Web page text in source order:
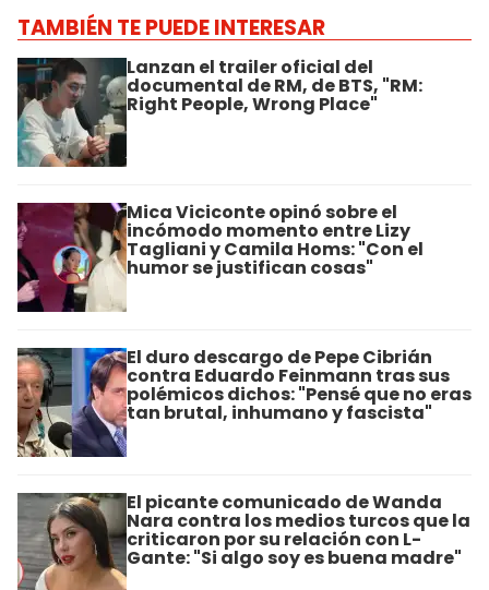
TAMBIÉN TE PUEDE INTERESAR
Lanzan el trailer oficial del
documental de RM, de BTS, "RM:
Right People, Wrong Place"
Mica Viciconte opinó sobre el
incómodo momento entre Lizy
Tagliani y Camila Homs: "Con el
humor se justifican cosas"
El duro descargo de Pepe Cibrián
contra Eduardo Feinmann tras sus
polémicos dichos: "Pensé que no eras
tan brutal, inhumano y fascista"
El picante comunicado de Wanda
Nara contra los medios turcos que la
criticaron por su relación con L-
Gante: "Si algo soy es buena madre"